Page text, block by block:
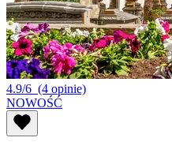
4.9/6 (4 opinie)
NOWOŚĆ